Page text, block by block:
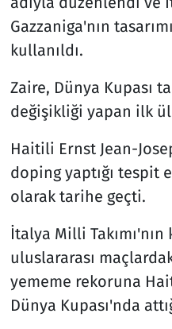
Gazzaniga'nın
kullanıldı.
Zaire, Dünya Kupası
değişikliği yapan ilk
Haitili Ernst Jean-
doping yaptığı tespit
olarak tarihe geçti.
İtalya Milli
uluslararası
yememe rekoruna
Dünya Kupası'nda